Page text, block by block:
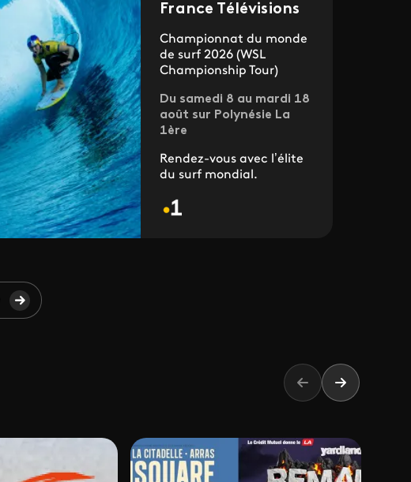
France Télévisions
Championnat du monde
de surf 2026 (WSL
Championship Tour)
Du samedi 8 au mardi 18
août sur Polynésie La
1ère
Rendez-vous avec l’élite
du surf mondial.